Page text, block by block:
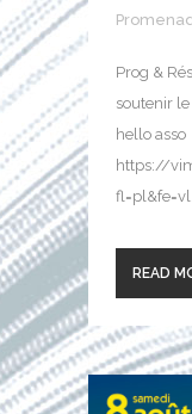
Prog &
soutenir
hello asso
https://
READ